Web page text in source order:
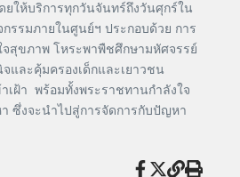
ยให้บริการทุกวันจันทร์ถึงวันศุกร์ใน
รรมภายในศูนย์ฯ ประกอบด้วย การ
สุขภาพ โหระพาพืชศึกษามหัศจรรย์
ละคุ้มครองเด็กและเยาวชน
เฝ้า พร้อมทั้งพระราชทานกำลังใจ
ซึ่งจะนำไปสู่การจัดการกับปัญหา